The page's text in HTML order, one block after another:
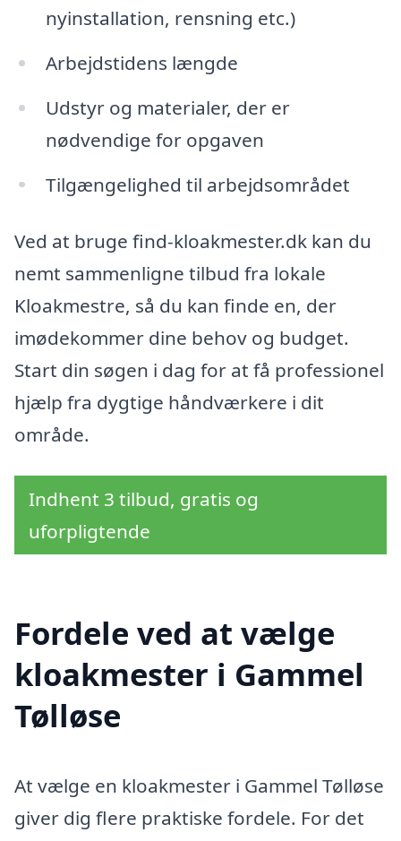
nyinstallation, rensning etc.)
Arbejdstidens længde
Udstyr og materialer, der er
nødvendige for opgaven
Tilgængelighed til arbejdsområdet
Ved at bruge find-kloakmester.dk kan du
nemt sammenligne tilbud fra lokale
Kloakmestre, så du kan finde en, der
imødekommer dine behov og budget.
Start din søgen i dag for at få professionel
hjælp fra dygtige håndværkere i dit
område.
Indhent 3 tilbud, gratis og
uforpligtende
Fordele ved at vælge
kloakmester i Gammel
Tølløse
At vælge en kloakmester i Gammel Tølløse
giver dig flere praktiske fordele. For det